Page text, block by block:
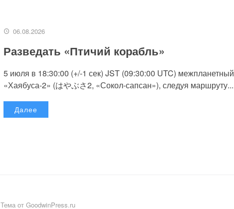
06.08.2026
Разведать «Птичий корабль»
5 июля в 18:30:00 (+/-1 сек) JST (09:30:00 UTC)
«Хаябуса-2» (はやぶさ2, «Сокол-сапсан»), следуя маршруту...
Далее
Тема от GoodwinPress.ru